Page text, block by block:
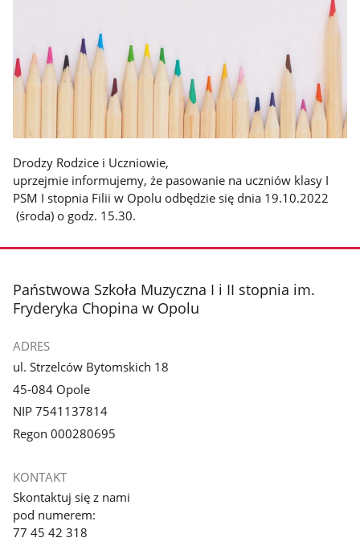
Drodzy Rodzice i Uczniowie,
uprzejmie informujemy, że pasowanie na uczniów klasy I
PSM I stopnia Filii w Opolu odbędzie się dnia 19.10.2022
(środa) o godz. 15.30.
stopka
Państwowa Szkoła Muzyczna I i II stopnia im.
Fryderyka Chopina w Opolu
ADRES
ul. Strzelców Bytomskich 18
45-084 Opole
NIP 7541137814
Regon 000280695
KONTAKT
Skontaktuj się z nami
pod numerem:
77 45 42 318